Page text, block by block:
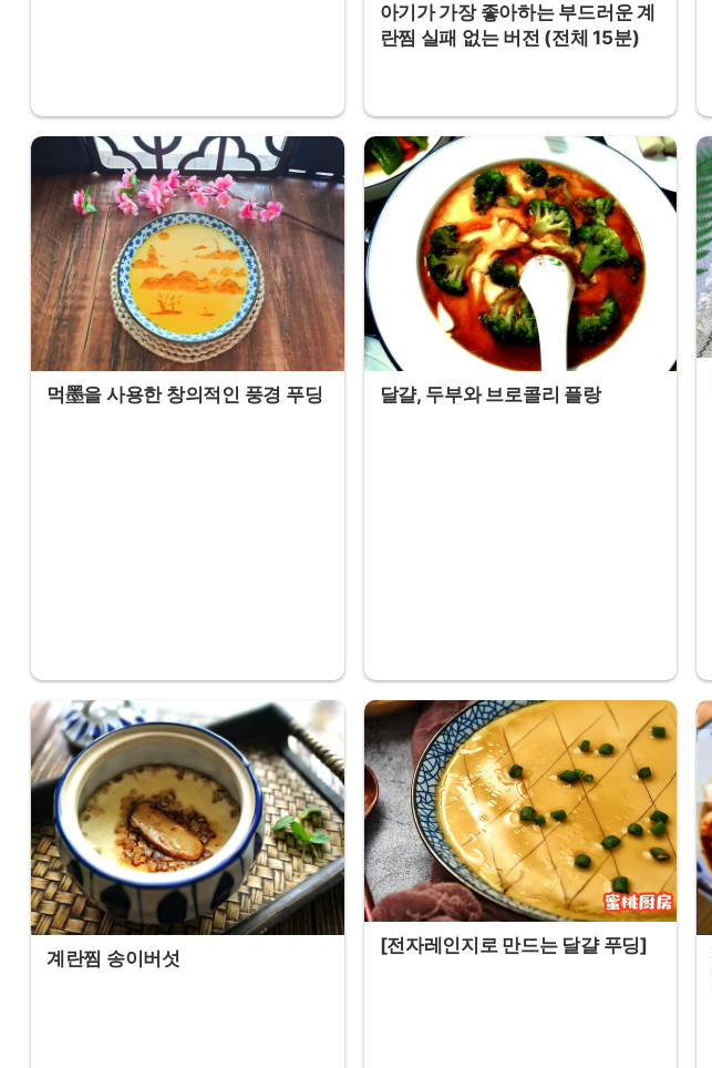
아기가 가장 좋아하는 부드러운 계
란찜 실패 없는 버전 (전체 15분)
먹墨을 사용한 창의적인 풍경 푸딩 달걀, 두부와 브로콜리 플랑
계란찜 송이버섯
[전자레인지로 만드는 달걀 푸딩]